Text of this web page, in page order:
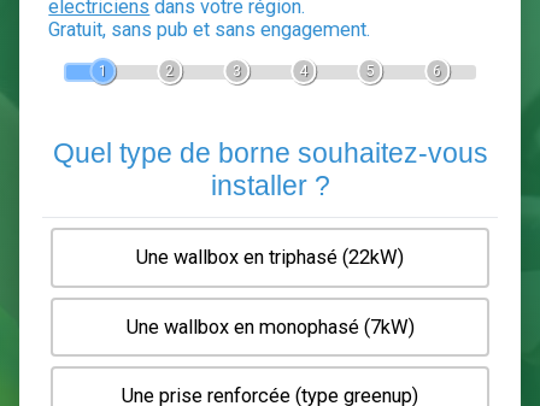
Devis Pose de borne de
En 5 minutes, demandez3 devis comparatifs
Gratuit, sans pub et sans engagement.
2 3 6
Quel type de borne souhaitez-
installer ?